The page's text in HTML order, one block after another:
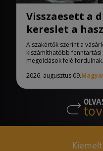
Visszaesett a
kereslet a
A szakértők szerint a
kiszámíthatóbb
megoldások felé fordulnak.
2026. augusztus 09.